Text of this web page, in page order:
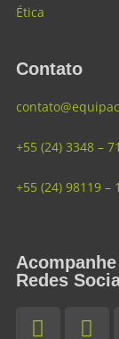
Ética
Contato
+55 (24) 3348 –
+55 (24) 98119 –
Redes